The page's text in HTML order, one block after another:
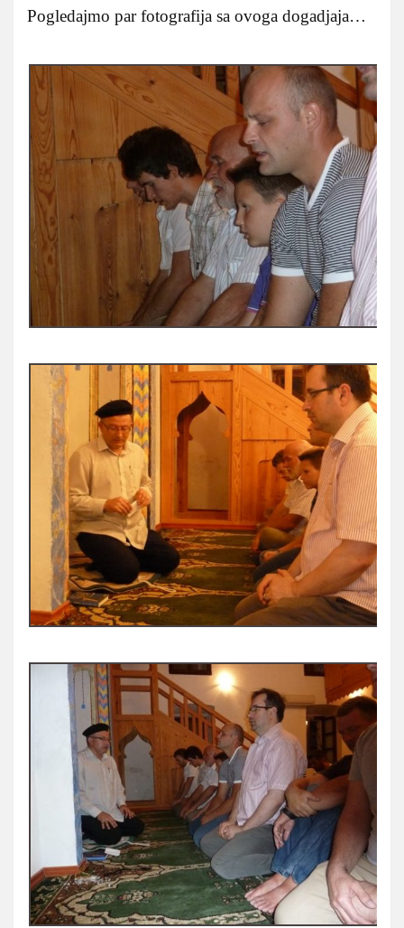
Pogledajmo par fotografija sa ovoga dogadjaja…